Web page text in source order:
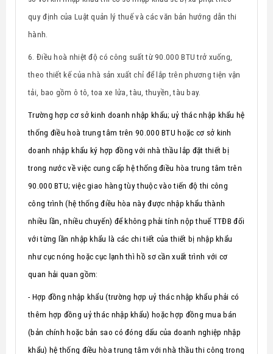
quy định của Luật quản lý thuế và các văn bản hướng dẫn thi
hành.
6. Điều hoà nhiệt độ có công suất từ 90.000 BTU trở xuống,
theo thiết kế của nhà sản xuất chỉ để lắp trên phương tiện vận
tải, bao gồm ô tô, toa xe lửa, tàu, thuyền, tàu bay.
Trường hợp cơ sở kinh doanh nhập khẩu; uỷ thác nhập khẩu hệ
thống điều hoà trung tâm trên 90.000 BTU hoặc cơ sở kinh
doanh nhập khẩu ký hợp đồng với nhà thầu lắp đặt thiết bị
trong nước về việc cung cấp hệ thống điều hòa trung tâm trên
90.000 BTU; việc giao hàng tùy thuộc vào tiến độ thi công
công trình (hệ thống điều hòa này được nhập khẩu thành
nhiều lần, nhiều chuyến) để không phải tính nộp thuế TTĐB đối
với từng lần nhập khẩu là các chi tiết của thiết bị nhập khẩu
như cục nóng hoặc cục lạnh thì hồ sơ cần xuất trình với cơ
quan hải quan gồm:
- Hợp đồng nhập khẩu (trường hợp uỷ thác nhập khẩu phải có
thêm hợp đồng uỷ thác nhập khẩu) hoặc hợp đồng mua bán
(bản chính hoặc bản sao có đóng dấu của doanh nghiệp nhập
khẩu) hệ thống điều hòa trung tâm với nhà thầu thi công trong